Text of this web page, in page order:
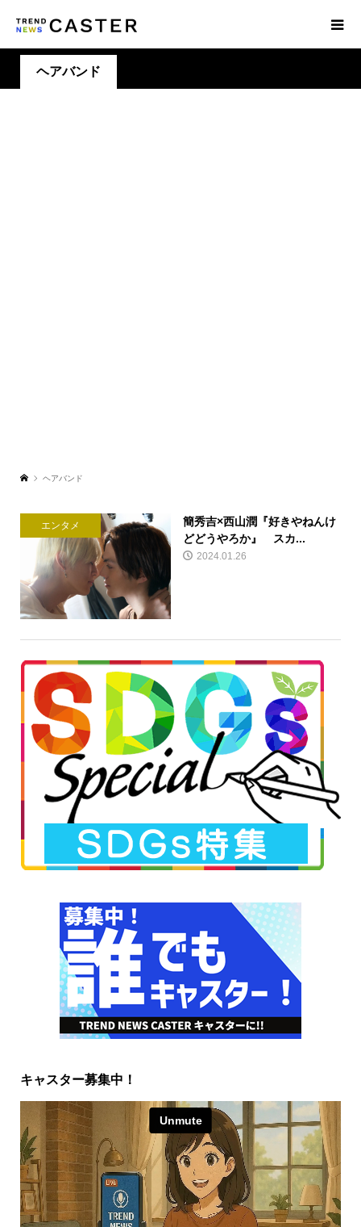
ヘアバンド
ヘアバンド
エンタメ
簡秀吉×西山潤『好きやねんけ
どどうやろか』 スカ...
2024.01.26
キャスター募集中！